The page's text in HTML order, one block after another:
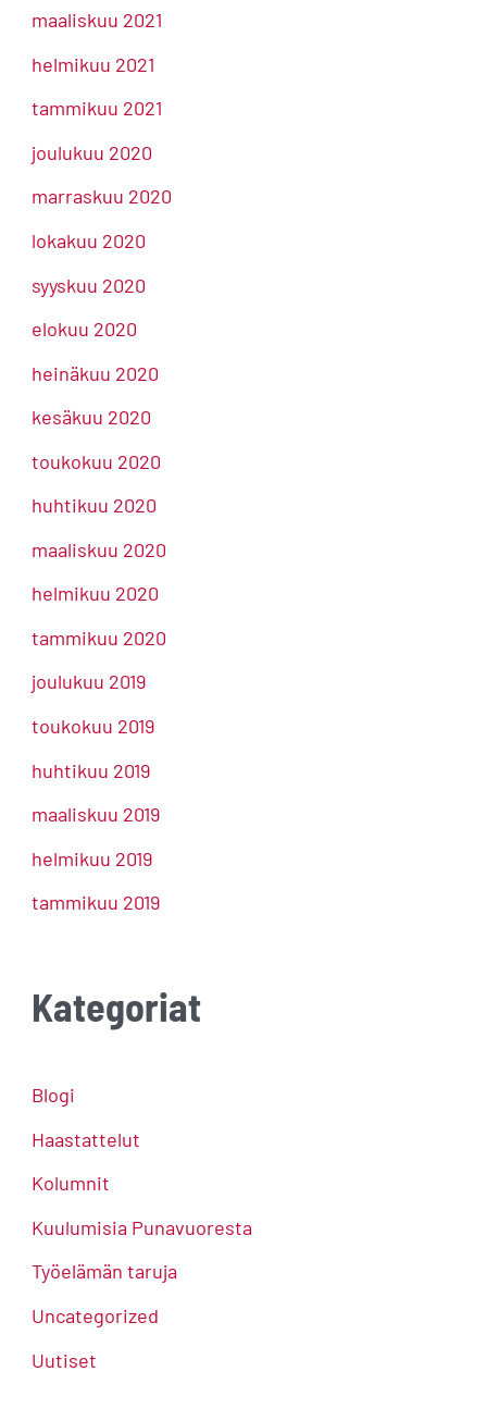
maaliskuu 2021
helmikuu 2021
tammikuu 2021
joulukuu 2020
marraskuu 2020
lokakuu 2020
syyskuu 2020
elokuu 2020
heinäkuu 2020
kesäkuu 2020
toukokuu 2020
huhtikuu 2020
maaliskuu 2020
helmikuu 2020
tammikuu 2020
joulukuu 2019
toukokuu 2019
huhtikuu 2019
maaliskuu 2019
helmikuu 2019
tammikuu 2019
Kategoriat
Blogi
Haastattelut
Kolumnit
Kuulumisia Punavuoresta
Työelämän taruja
Uncategorized
Uutiset